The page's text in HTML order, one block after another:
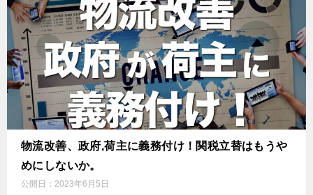
物流改善、政府,荷主に義務付け！関税立替はもうや
めにしないか。
公開日： 2023年6月5日